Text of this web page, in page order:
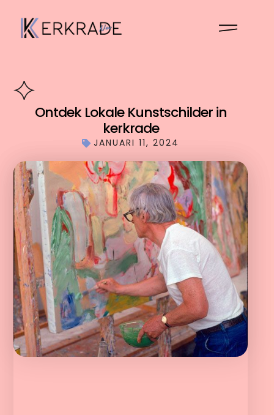
Ontdek Lokale Kunstschilder in
kerkrade
JANUARI 11, 2024